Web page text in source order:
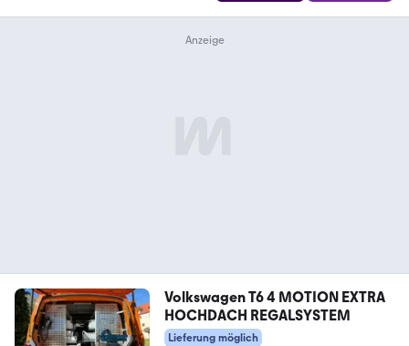
Volkswagen T6 4 MOTION EXTRA
HOCHDACH REGALSYSTEM
Lieferung möglich